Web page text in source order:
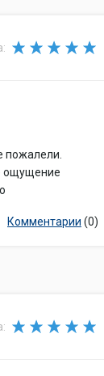
пожалели.
ощущение
Комментарии (0)